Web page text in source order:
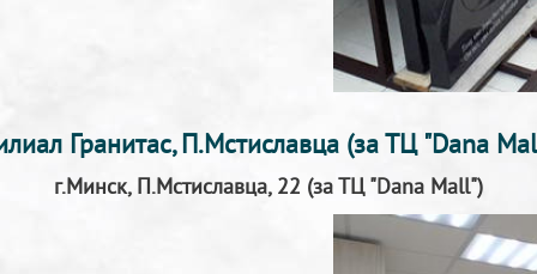
Гранитас, П.Мстиславца (за ТЦ "Dana
г.Минск, П.Мстиславца, 22 (за ТЦ "Dana Mall")